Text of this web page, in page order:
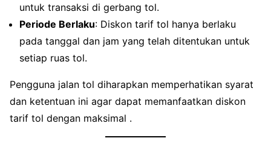
untuk transaksi di gerbang tol.
Periode Berlaku: Diskon tarif tol hanya berlaku
pada tanggal dan jam yang telah ditentukan untuk
setiap ruas tol.
Pengguna jalan tol diharapkan memperhatikan syarat
dan ketentuan ini agar dapat memanfaatkan diskon
tarif tol dengan maksimal .